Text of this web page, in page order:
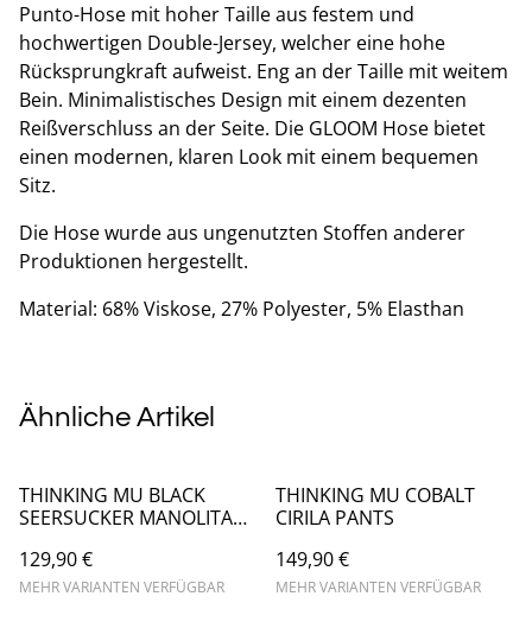
Punto-Hose mit hoher Taille aus festem und
hochwertigen Double-Jersey, welcher eine hohe
Rücksprungkraft aufweist. Eng an der Taille mit weitem
Bein. Minimalistisches Design mit einem dezenten
Reißverschluss an der Seite. Die GLOOM Hose bietet
einen modernen, klaren Look mit einem bequemen
Sitz.
Die Hose wurde aus ungenutzten Stoffen anderer
Produktionen hergestellt.
Material: 68% Viskose, 27% Polyester, 5% Elasthan
Ähnliche Artikel
THINKING MU BLACK
SEERSUCKER MANOLITA
129,90 €
MEHR VARIANTEN VERFÜGBAR
THINKING MU COBALT
CIRILA PANTS
149,90 €
MEHR VARIANTEN VERFÜGBAR